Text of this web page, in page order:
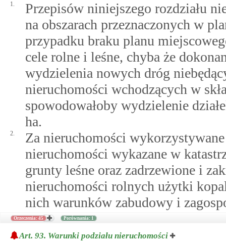
1.
Przepisów niniejszego rozdziału
na obszarach przeznaczonych w
przypadku braku planu
cele rolne i leśne, chyba że
wydzielenia nowych dróg
nieruchomości wchodzących w
spowodowałoby wydzielenie
ha.
2.
Za nieruchomości
nieruchomości wykazane w
grunty leśne oraz zadrzewione i
nieruchomości rolnych użytki
nich warunków zabudowy i
Orzeczenia: 45 Porównania: 1
Art. 93. Warunki podziału nieruchomości